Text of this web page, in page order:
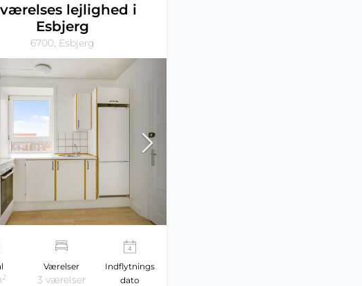
lejlighed i
Esbjerg
6700, Esbjerg
2
Værelser
3 værelser
Indflytnings
dato